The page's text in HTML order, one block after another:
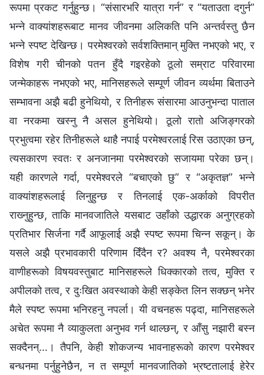
रूपमा प्रकट गर्नुहुन्छ। “संसारभरि यात्रा गर्न” र “यताउता दगुर्न”
भन्‍ने वाक्यांशहरूबाट मानव जीवनमा अलिकति पनि अन्तर्वस्तु छैन
भन्‍ने स्पष्ट देखिन्छ। परमेश्‍वरको सर्वशक्तिमान् मुक्ति नभएको भए, र
विशेष गरी चीनको पतन हुँदै गइरहेको ठूलो सम्राट परिवारमा
जन्‍मेकाहरू नभएको भए, मानिसहरूले सम्पूर्ण जीवन व्यर्थमा बिताउने
सम्‍भावना अझै बढी हुनेथियो, र तिनीहरू संसारमा आउनुभन्दा पाताल
वा नरकमा खस्‍नु नै असल हुनेथियो। ठूलो रातो अजिङ्गरको
प्रभुत्वमा रहेर तिनीहरूले थाहै नपाई परमेश्‍वरलाई रिस उठाएका छन्,
त्यसकारण स्वतः र अनजानमा परमेश्‍वरको सजायमा परेका छन्।
यही कारणले गर्दा, परमेश्‍वरले “बचाएको छु” र “अकृतज्ञ” भन्‍ने
वाक्यांशहरूलाई लिनुहुन्छ र तिनलाई एक-अर्काको विपरीत
राख्‍नुहुन्छ, ताकि मानवजातिले यसबाट उहाँको उद्धारक अनुग्रहको
प्रतिभार सिर्जना गर्दै आफूलाई अझै स्पष्ट रूपमा चिन्‍न सकून्। के
यसले अझै प्रभावकारी परिणाम दिँदैन र? अवश्य नै, परमेश्‍वरका
वाणीहरूको विषयवस्तुबाट मानिसहरूले धिक्‍कारको तत्व, मुक्ति र
अपीलको तत्व, र दुःखित अवस्थाको केही सङ्केत लिन सक्छन् भनेर
मैले स्पष्ट रूपमा भनिरहनु नपर्ला। यी वचनहरू पढ्दा, मानिसहरूले
अचेत रूपमा नै व्याकुलता अनुभव गर्न थाल्छन्, र आँसु नझारी बस्‍न
सक्दैनन्…। तैपनि, केही शोकजन्य भावनाहरूको कारण परमेश्‍वर
बन्धनमा पर्नुहुनेछैन, न त सम्पूर्ण मानवजातिको भ्रष्टतालाई हेरेर